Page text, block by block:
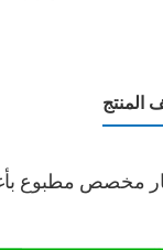
مخصص مطبوع بأغلفة